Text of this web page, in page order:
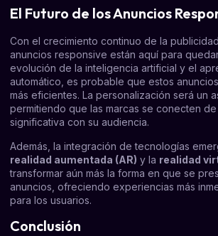
El Futuro de los Anuncios
Con el crecimiento continuo de la
anuncios responsive están aquí para
evolución de la inteligencia artificial y el
automático, es probable que estos
más eficientes. La personalización será un
permitiendo que las marcas se conecten de
significativa con su audiencia.
Además, la integración de tecnologías
realidad aumentada (AR) y la realidad
transformar aún más la forma en que se
anuncios, ofreciendo experiencias más
para los usuarios.
Conclusión